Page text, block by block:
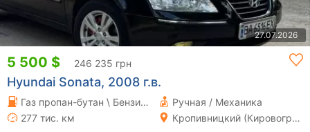
27.07.2026
5 500 $ 246 235 грн
Hyundai Sonata, 2008 г.в.
Газ пропан-бутан \ Бензин 2 л.
Ручная / Механика
277 тис. км
Кропивницкий (Кировоград)